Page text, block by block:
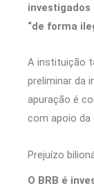
“de forma
A instituição
preliminar da
apuração é
com apoio da
Prejuízo
O BRB é